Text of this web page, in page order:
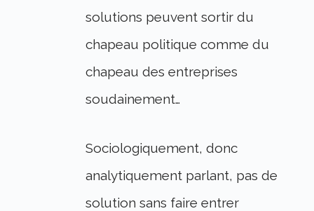
solutions peuvent sortir du
chapeau politique comme du
chapeau des entreprises
soudainement…
Sociologiquement, donc
analytiquement parlant, pas de
solution sans faire entrer